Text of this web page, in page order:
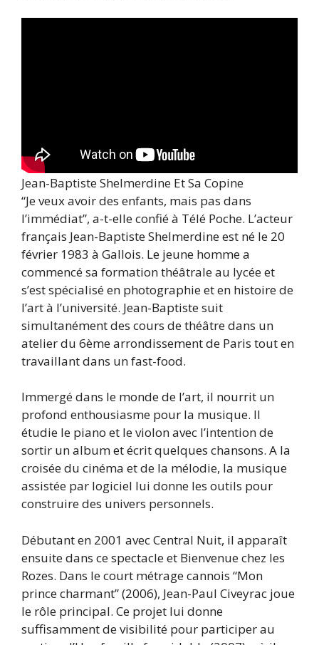
Jean-Baptiste Shelmerdine Et Sa Copine
“Je veux avoir des enfants, mais pas dans
l’immédiat”, a-t-elle confié à Télé Poche. L’acteur
français Jean-Baptiste Shelmerdine est né le 20
février 1983 à Gallois. Le jeune homme a
commencé sa formation théâtrale au lycée et
s’est spécialisé en photographie et en histoire de
l’art à l’université. Jean-Baptiste suit
simultanément des cours de théâtre dans un
atelier du 6ème arrondissement de Paris tout en
travaillant dans un fast-food.
Immergé dans le monde de l’art, il nourrit un
profond enthousiasme pour la musique. Il
étudie le piano et le violon avec l’intention de
sortir un album et écrit quelques chansons. A la
croisée du cinéma et de la mélodie, la musique
assistée par logiciel lui donne les outils pour
construire des univers personnels.
Débutant en 2001 avec Central Nuit, il apparaît
ensuite dans ce spectacle et Bienvenue chez les
Rozes. Dans le court métrage cannois “Mon
prince charmant” (2006), Jean-Paul Civeyrac joue
le rôle principal. Ce projet lui donne
suffisamment de visibilité pour participer au